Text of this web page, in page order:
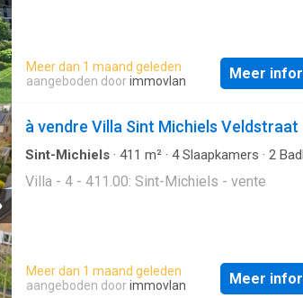
Meer dan 1 maand geleden
aangeboden doorimmovlan Meer
à vendre Villa Sint Michiels Veldstraat
Sint-Michiels · 411 m² · 4Slaapkamers · 2
Villa - 4 - 411.00: Sint-Michiels - vente
Meer dan 1 maand geleden
aangeboden doorimmovlan Meer